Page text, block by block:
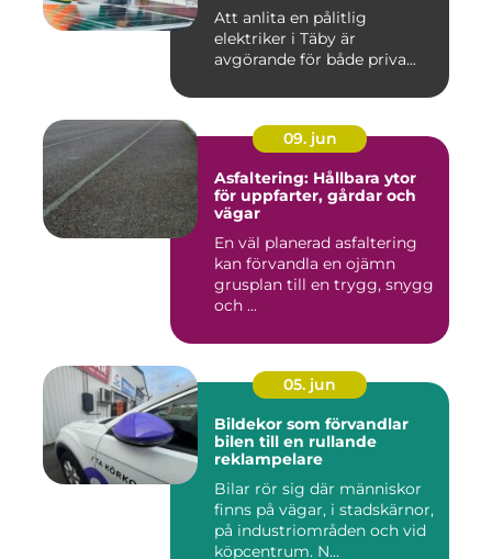
Att anlita en pålitlig
elektriker i Täby är
avgörande för både priva...
09. jun
Asfaltering: Hållbara ytor
för uppfarter, gårdar och
vägar
En väl planerad asfaltering
kan förvandla en ojämn
grusplan till en trygg, snygg
och ...
05. jun
Bildekor som förvandlar
bilen till en rullande
reklampelare
Bilar rör sig där människor
finns på vägar, i stadskärnor,
på industriområden och vid
köpcentrum. N...